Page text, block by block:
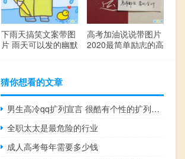
下雨天搞笑文案带图
片 雨天可以发的幽默
高考加油说说带图片
2020最简单励志的高
猜你想看的文章
男生高冷qq扩列宣言 很酷有个性的扩列说说
全职太太是最危险的行业
成人高考每年需要多少钱